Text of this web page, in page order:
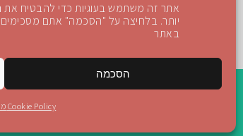
אתר זה משתמש בעוגיות כדי להבטיח את
יותר. בלחיצה על "הסכמה" אתם מסכימים
באתר
הסכמה
Cookie Policy
facebook
YouTube
Blog